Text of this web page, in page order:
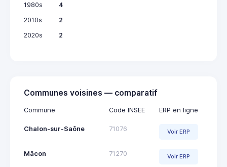
1980s
4
2010s
2
2020s
2
Communes voisines — comparatif
Commune Code INSEE ERP en ligne
Chalon-sur-Saône 71076 Voir ERP
Mâcon 71270 Voir ERP